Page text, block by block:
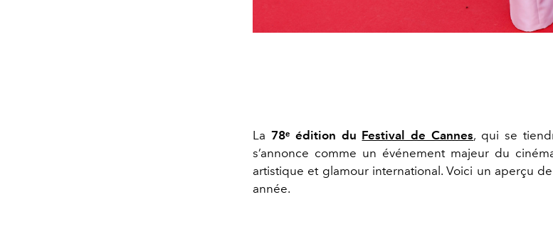
La 78ᵉ édition du Festival de Cannes, qui se
s’annonce comme un événement majeur du
artistique et glamour international. Voici un aperçu
année.